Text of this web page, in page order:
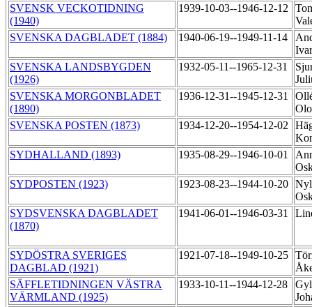
SVENSK VECKOTIDNING
(1940)
1939-10-03--1946-12-12
SVENSKA DAGBLADET (1884)
1940-06-19--1949-11-14
SVENSKA LANDSBYGDEN
(1926)
1932-05-11--1965-12-31
SVENSKA MORGONBLADET
(1890)
1936-12-31--1945-12-31
SVENSKA POSTEN (1873)
1934-12-20--1954-12-02
SYDHALLAND (1893)
1935-08-29--1946-10-01
SYDPOSTEN (1923)
1923-08-23--1944-10-20
SYDSVENSKA DAGBLADET
(1870)
1941-06-01--1946-03-31
SYDÖSTRA SVERIGES
DAGBLAD (1921)
1921-07-18--1949-10-25
SÄFFLETIDNINGEN VÄSTRA
VÄRMLAND (1925)
1933-10-11--1944-12-28